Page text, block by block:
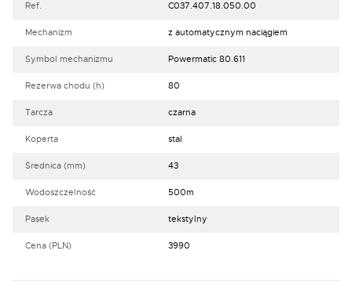
Ref. C037.407.18.050.00
Mechanizm z automatycznym naciągiem
Symbol mechanizmu Powermatic 80.611
Rezerwa chodu (h) 80
Tarcza czarna
Koperta stal
Średnica (mm) 43
Wodoszczelność 500m
Pasek tekstylny
Cena (PLN) 3990